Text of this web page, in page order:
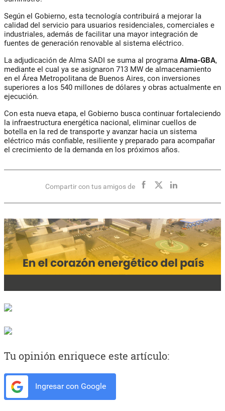
Según el Gobierno, esta tecnología contribuirá a mejorar la
calidad del servicio para usuarios residenciales, comerciales e
industriales, además de facilitar una mayor integración de
fuentes de generación renovable al sistema eléctrico.
La adjudicación de Alma SADI se suma al programa Alma-GBA,
mediante el cual ya se asignaron 713 MW de almacenamiento
en el Área Metropolitana de Buenos Aires, con inversiones
superiores a los 540 millones de dólares y obras actualmente en
ejecución.
Con esta nueva etapa, el Gobierno busca continuar fortaleciendo
la infraestructura energética nacional, eliminar cuellos de
botella en la red de transporte y avanzar hacia un sistema
eléctrico más confiable, resiliente y preparado para acompañar
el crecimiento de la demanda en los próximos años.
Compartir con tus amigos de
Tu opinión enriquece este artículo:
Ingresar con Google